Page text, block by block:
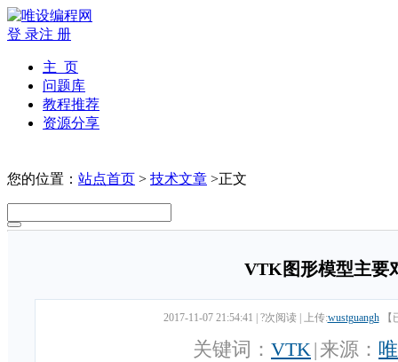
登 录注 册
主 页
问题库
教程推荐
资源分享
您的位置： 站点首页 > 技术文章 >正文
VTK图形模型主要
2017-11-07 21:54:41 ?次阅读 上传:wustguangh
关键词： VTK| 来源：